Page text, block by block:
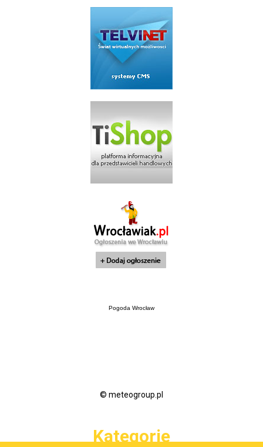
Pogoda Wrocław
© meteogroup.pl
Kategorie